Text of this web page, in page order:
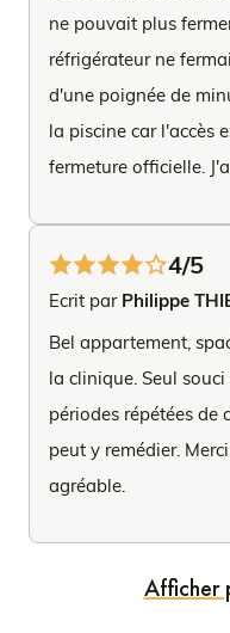
ne pouvait plus
réfrigérateur ne
d'une poignée de
la piscine car l'accès
fermeture officielle.
4/5
Ecrit par Philippe
Bel appartement,
la clinique. Seul
périodes répétées de
peut y remédier.
agréable.
Afficher